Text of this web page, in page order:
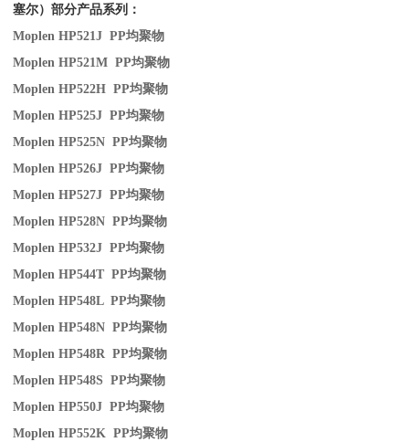
塞尔）部分产品系列：
Moplen HP521J PP均聚物
Moplen HP521M PP均聚物
Moplen HP522H PP均聚物
Moplen HP525J PP均聚物
Moplen HP525N PP均聚物
Moplen HP526J PP均聚物
Moplen HP527J PP均聚物
Moplen HP528N PP均聚物
Moplen HP532J PP均聚物
Moplen HP544T PP均聚物
Moplen HP548L PP均聚物
Moplen HP548N PP均聚物
Moplen HP548R PP均聚物
Moplen HP548S PP均聚物
Moplen HP550J PP均聚物
Moplen HP552K PP均聚物